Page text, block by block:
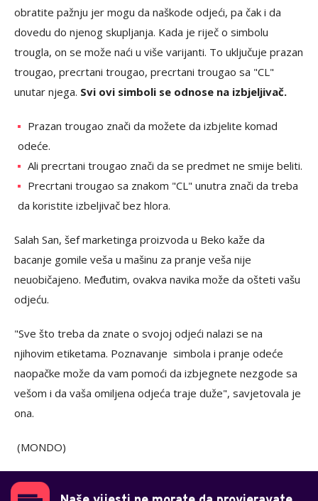
obratite pažnju jer mogu da naškode odjeći, pa čak i da
dovedu do njenog skupljanja. Kada je riječ o simbolu
trougla, on se može naći u više varijanti. To uključuje prazan
trougao, precrtani trougao, precrtani trougao sa "CL"
unutar njega. Svi ovi simboli se odnose na izbjeljivač.
Prazan trougao znači da možete da izbjelite komad
odeće.
Ali precrtani trougao znači da se predmet ne smije beliti.
Precrtani trougao sa znakom "CL" unutra znači da treba
da koristite izbeljivač bez hlora.
Salah San, šef marketinga proizvoda u Beko kaže da
bacanje gomile veša u mašinu za pranje veša nije
neuobičajeno. Međutim, ovakva navika može da ošteti vašu
odjeću.
"Sve što treba da znate o svojoj odjeći nalazi se na
njihovim etiketama. Poznavanje simbola i pranje odeće
naopačke može da vam pomoći da izbjegnete nezgode sa
vešom i da vaša omiljena odjeća traje duže", savjetovala je
ona.
(MONDO)